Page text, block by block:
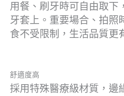
用餐、刷牙時可自由取下
牙套上。重要場合、拍照
食不受限制，生活品質更
舒適度高
採用特殊醫療級材質，邊